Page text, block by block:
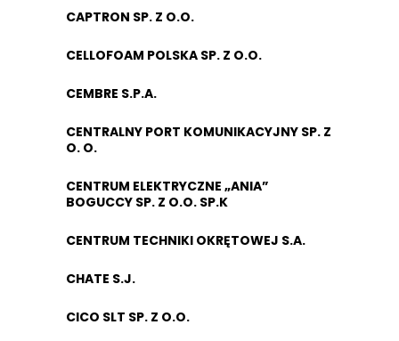
CAPTRON SP. Z O.O.
CELLOFOAM POLSKA SP. Z O.O.
CEMBRE S.P.A.
CENTRALNY PORT KOMUNIKACYJNY SP. Z
O. O.
CENTRUM ELEKTRYCZNE „ANIA”
BOGUCCY SP. Z O.O. SP.K
CENTRUM TECHNIKI OKRĘTOWEJ S.A.
CHATE S.J.
CICO SLT SP. Z O.O.